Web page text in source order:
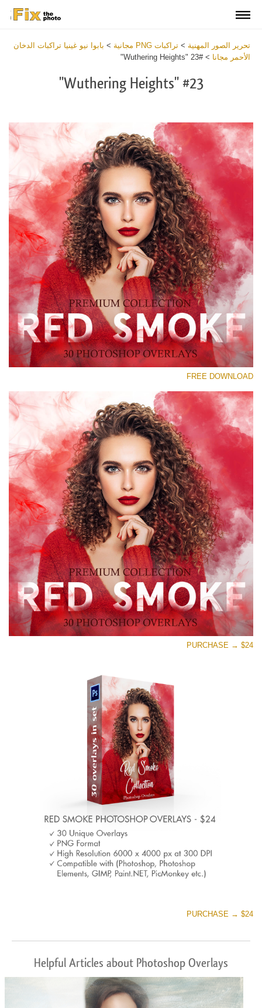
تحرير الصور المهنية > تراكبات PNG مجانية > بابوا نيو غينيا تراكبات الدخان
الأحمر مجانا >
#23 "Wuthering Heights"
#23 "Wuthering Heights"
رجاء اختر
Free Red Smoke Overlay #23
Small 800*533px
Red Smoke
(30 Overlays)
Sunlight Collection
Large 6000*4000px
Entire Collection
Large 6000*4000px
تنزيل مجاني
Download
Free
FREE DOWNLOAD
PURCHASE → $24
PURCHASE → $24
Helpful Articles about Photoshop Overlays